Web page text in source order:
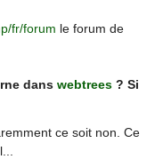
fr/forum le forum de
danswebtrees ? Si
ce soit non. Ce